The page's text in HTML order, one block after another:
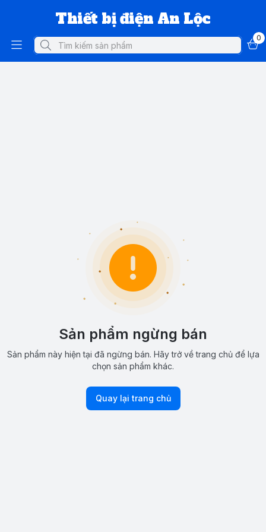
Thiết bị điện An Lộc
0
Sản phẩm ngừng bán
Sản phẩm này hiện tại đã ngừng bán. Hãy trở về trang chủ để lựa
chọn sản phẩm khác.
Quay lại trang chủ